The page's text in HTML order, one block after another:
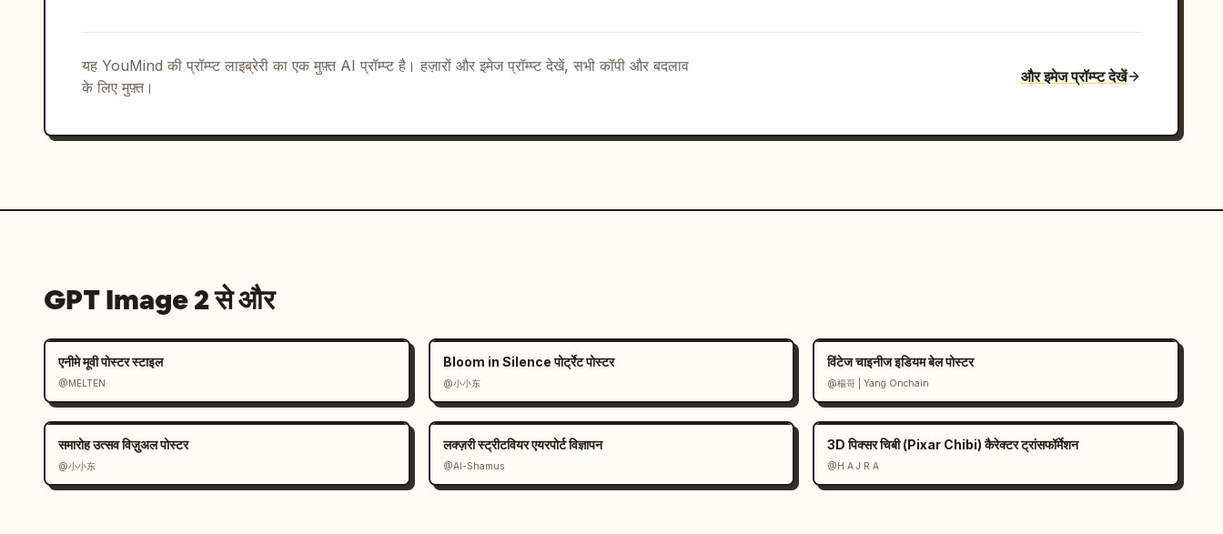
यह YouMind की प्रॉम्प्ट लाइब्रेरी का एक मुफ़्त AI प्रॉम्प्ट है। हज़ारों और इमेज प्रॉम्प्ट देखें, सभी कॉपी और बदलाव
के लिए मुफ़्त।
और इमेज प्रॉम्प्ट देखें
GPT Image 2 से और
एनीमे मूवी पोस्टर स्टाइल
@MELTEN
Bloom in Silence पोर्ट्रेट पोस्टर
@小小东
विंटेज चाइनीज इडियम बेल पोस्टर
@楊哥 | Yang Onchain
समारोह उत्सव विज़ुअल पोस्टर
@小小东
लक्ज़री स्ट्रीटवियर एयरपोर्ट विज्ञापन
@Al-Shamus
3D पिक्सर चिबी (Pixar Chibi) कैरेक्टर ट्रांसफॉर्मेशन
@H A J R A